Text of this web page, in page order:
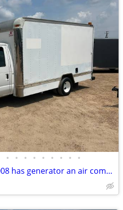
• • • • • • • • •
Ford E450 Super Duty 2008 has generator an air compresser runs great